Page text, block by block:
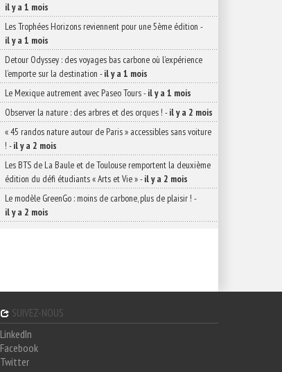
il y a 1 mois
Les Trophées Horizons reviennent pour une 5ème édition -
il y a 1 mois
Detour Odyssey : des voyages bas carbone où l’expérience
l’emporte sur la destination -il y a 1 mois
Le Mexique autrement avec Paseo Tours-il y a 1 mois
Observer la nature : des arbres et des orques ! -il y a 2 mois
« 45 randos nature autour de Paris » accessibles sans voiture
! -il y a 2 mois
Les BTS de La Baule et de Toulouse remportent la deuxième
édition du défi étudiants « Arts et Vie »-il y a 2 mois
Le modèle GreenGo : moins de carbone, plus de plaisir ! -
il y a 2 mois
SUIVEZ-NOUS
LinkedIn
Facebook
Twitter